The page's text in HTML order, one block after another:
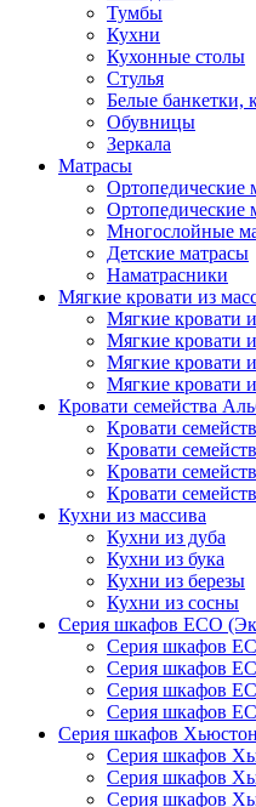
Тумбы
Кухни
Кухонные столы
Стулья
Белые банкетки,
Обувницы
Зеркала
Матрасы
Ортопедические
Ортопедические
Многослойные
Детские матрасы
Наматрасники
Мягкие кровати из
Мягкие кровати
Мягкие кровати
Мягкие кровати
Мягкие кровати
Кровати семейства
Кровати
Кровати
Кровати
Кровати
Кухни из массива
Кухни из дуба
Кухни из бука
Кухни из березы
Кухни из сосны
Серия шкафов ECO
Серия шкафов
Серия шкафов
Серия шкафов
Серия шкафов
Серия шкафов Хьюстон
Серия шкафов
Серия шкафов
Серия шкафов